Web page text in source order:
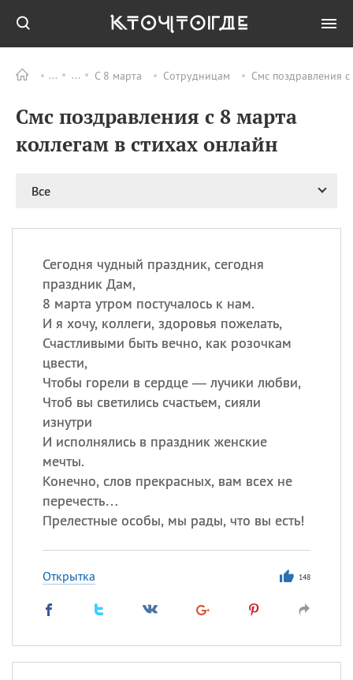
С 8 марта Сотрудницам Смс поздравления
Смс поздравления с 8 марта
коллегам в стихах онлайн
Все
Сегодня чудный праздник, сегодня
праздник Дам,
8 марта утром постучалось к нам.
И я хочу, коллеги, здоровья пожелать,
Счастливыми быть вечно, как розочкам
цвести,
Чтобы горели в сердце — лучики любви,
Чтоб вы светились счастьем, сияли
изнутри
И исполнялись в праздник женские
мечты.
Конечно, слов прекрасных, вам всех не
перечесть…
Прелестные особы, мы рады, что вы есть!
Открытка 148
ПРАЗДНИКИ Все
08.08
День «Счастье
случается» (Happiness
Happens Day)
великомученика
покровителя всех
09.08 День книголюбов (Book
ИМЕНА
Все
Сегодня празднуют именины
Посмотреть значениеи